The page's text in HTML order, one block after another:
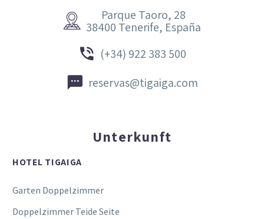


Parque Taoro, 28
38400 Tenerife, España

 (+34) 922 383 500

 reservas@tigaiga.com
Unterkunft
HOTEL TIGAIGA
Garten Doppelzimmer
Doppelzimmer Teide Seite